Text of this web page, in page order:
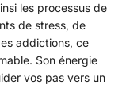
les processus de
de stress, de
addictions, ce
Son énergie
vos pas vers un